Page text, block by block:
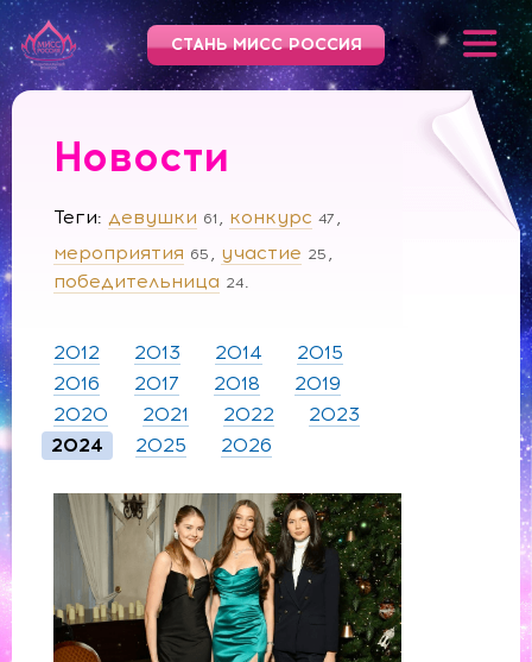
СТАНЬ МИСС РОССИЯ
Новости
Теги девушки 61 конкурс 47
мероприятия 65 участие 25
победительница 24
2012 2013 2014
2015
2016
2017 2018
2019
2020
2021 2022
2023
2024
2025 2026